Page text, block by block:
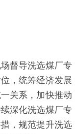
督导洗选煤厂专
，统筹经济发展
关系，加快推动
深化洗选煤厂专
，规范提升洗选